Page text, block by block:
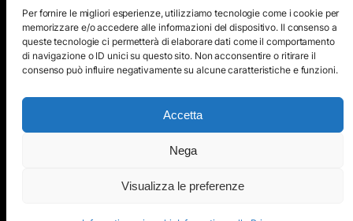
Per fornire le migliori esperienze, utilizziamo tecnologie come i cookie per
memorizzare e/o accedere alle informazioni del dispositivo. Il consenso a
queste tecnologie ci permetterà di elaborare dati come il comportamento
di navigazione o ID unici su questo sito. Non acconsentire o ritirare il
consenso può influire negativamente su alcune caratteristiche e funzioni.
Accetta
Nega
Visualizza le preferenze
regolari. Le immagini dei collaboratori detentori del
Copyright © sono riproducibili solo dietro specifica
autorizzazione. Il contenuto del sito, comprensivo di testi e
immagini, eccetto dove espressamente specificato, è
protetto da Copyright © e non può essere riprodotto e
diffuso tramite nessun mezzo elettronico o cartaceo senza
esplicita autorizzazione scritta da parte dello staff di ”Il Mare
nel cuore”
Mappa del Sito